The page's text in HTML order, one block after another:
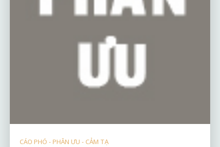
CÁO PHÓ - PHÂN ƯU - CẢM TẠ